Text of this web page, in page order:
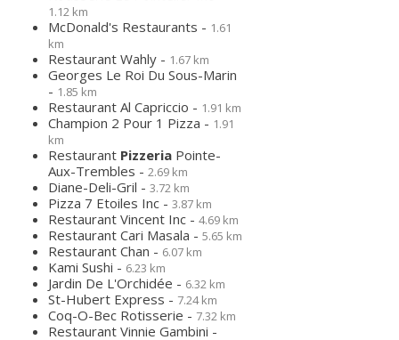
1.12 km
McDonald's Restaurants - 1.61
km
Restaurant Wahly - 1.67 km
Georges Le Roi Du Sous-Marin
- 1.85 km
Restaurant Al Capriccio - 1.91 km
Champion 2 Pour 1 Pizza - 1.91
km
Restaurant Pizzeria Pointe-
Aux-Trembles - 2.69 km
Diane-Deli-Gril - 3.72 km
Pizza 7 Etoiles Inc - 3.87 km
Restaurant Vincent Inc - 4.69 km
Restaurant Cari Masala - 5.65 km
Restaurant Chan - 6.07 km
Kami Sushi - 6.23 km
Jardin De L'Orchidée - 6.32 km
St-Hubert Express - 7.24 km
Coq-O-Bec Rotisserie - 7.32 km
Restaurant Vinnie Gambini -